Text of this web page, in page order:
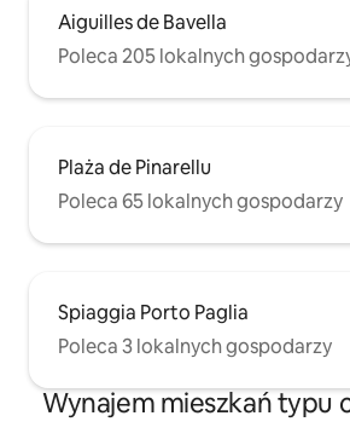
Aiguilles de Bavella
Poleca 205 lokalnych
Plaża de Pinarellu
Poleca 65 lokalnych gospodarzy
Spiaggia Porto Paglia
Poleca 3 lokalnych gospodarzy
Wynajem mieszkań typu